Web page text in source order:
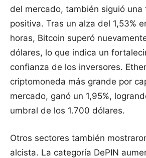
del mercado, también siguió una
positiva. Tras un alza del 1,53%
horas, Bitcoin superó
dólares, lo que indica un
confianza de los inversores.
criptomoneda más grande por
mercado, ganó un 1,95%,
umbral de los 1.700 dólares.
Otros sectores también
alcista. La categoría DePIN